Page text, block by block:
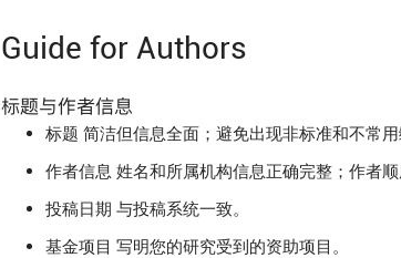
Guide for Authors
标题与作者信息
标题 简洁但信息全面；避免出现非标准和不常用
作者信息 姓名和所属机构信息正确完整；作者顺
投稿日期 与投稿系统一致。
基金项目 写明您的研究受到的资助项目。